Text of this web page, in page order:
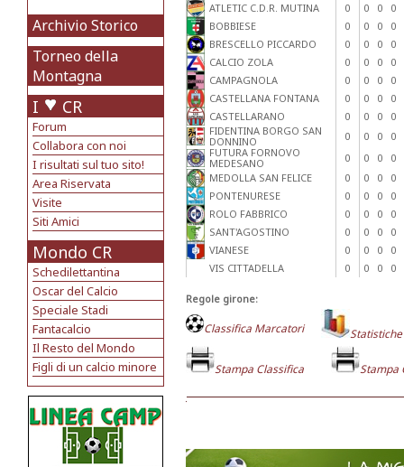
Archivio Storico
Torneo della
Montagna
I CR
Forum
Collabora con noi
I risultati sul tuo sito!
Area Riservata
Visite
Siti Amici
Mondo CR
Schedilettantina
Oscar del Calcio
Speciale Stadi
Fantacalcio
Il Resto del Mondo
Figli di un calcio minore
ATLETIC C.D.R. MUTINA
0 0 0
0
BOBBIESE
0 0 0
0
BRESCELLO PICCARDO
0 0 0
0
CALCIO ZOLA
0 0 0
0
CAMPAGNOLA
0 0 0
0
CASTELLANA FONTANA
0 0 0
0
CASTELLARANO
0 0 0
0
FIDENTINA BORGO SAN
DONNINO
0 0 0
0
FUTURA FORNOVO
MEDESANO
0 0 0
0
MEDOLLA SAN FELICE
0 0 0
0
PONTENURESE
0 0 0
0
ROLO FABBRICO
0 0 0
0
SANT'AGOSTINO
0 0 0
0
VIANESE
0 0 0
0
VIS CITTADELLA
0 0 0 0
Regole girone:
Classifica Marcatori
Stampa Classifica Stampa